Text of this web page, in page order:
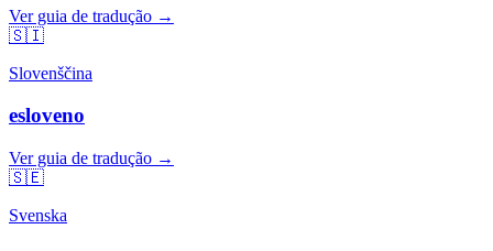
Ver guia de tradução →
🇸🇮
Slovenščina
esloveno
Ver guia de tradução →
🇸🇪
Svenska